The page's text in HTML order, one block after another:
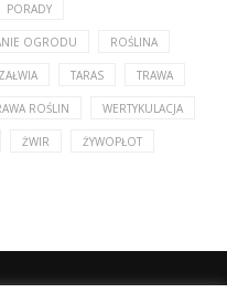
PORADY
OGRODU ROŚLINA
TARAS TRAWA
ROŚLIN WERTYKULACJA
ŻWIR ŻYWOPŁOT